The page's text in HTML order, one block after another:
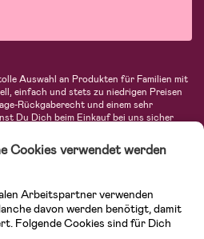
Auswahl an Produkten für Familien mit
einfach und stets zu niedrigen Preisen
Rückgaberecht und einem sehr
Du Dich beim Einkauf bei uns sicher
Produkte für Mütter und eine Menge
Spielsachen, Babyprodukte und
bekannten Herstellern wie Britax, Maxi-
und vielen mehr. Schau Dich um in
Kinder & Babys. Willkommen!
Cookies verwendet werden
Arbeitspartner verwenden
davon werden benötigt, damit
Folgende Cookies sind für Dich